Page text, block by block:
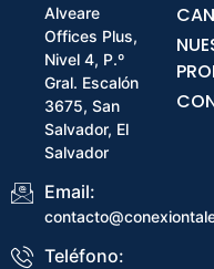
Alveare
Offices Plus,
Nivel 4, P.º
Gral. Escalón
3675, San
Salvador, El
Salvador
Email:
Teléfono: